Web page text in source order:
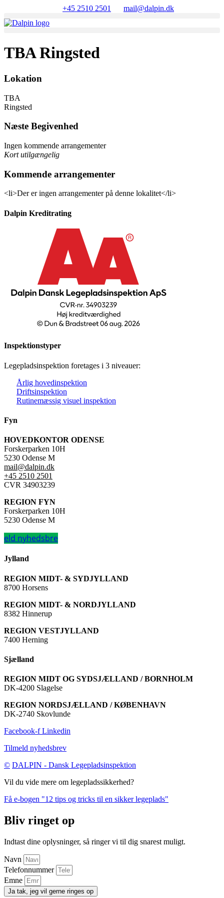
til
indhold
+45 2510 2501 mail@dalpin.dk
TBA Ringsted
Lokation
TBA
Ringsted
Næste Begivenhed
Ingen kommende arrangementer
Kort utilgængelig
Kommende arrangementer
<li>Der er ingen arrangementer på denne lokalitet</li>
Dalpin Kreditrating
Inspektionstyper
Legepladsinspektion foretages i 3 niveauer:
Årlig hovedinspektion
Driftsinspektion
Rutinemæssig visuel inspektion
Fyn
HOVEDKONTOR ODENSE
Forskerparken 10H
5230 Odense M
mail@dalpin.dk
+45 2510 2501
CVR 34903239
REGION FYN
Forskerparken 10H
5230 Odense M
eld nyhedsbre
Jylland
REGION MIDT- & SYDJYLLAND
8700 Horsens
REGION MIDT- & NORDJYLLAND
8382 Hinnerup
REGION VESTJYLLAND
7400 Herning
Sjælland
REGION MIDT OG SYDSJÆLLAND / BORNHOLM
DK-4200 Slagelse
REGION NORDSJÆLLAND / KØBENHAVN
DK-2740 Skovlunde
Facebook-f Linkedin
Tilmeld nyhedsbrev
© DALPIN - Dansk Legepladsinspektion
Vil du vide mere om legepladssikkerhed?
Få e-bogen "12 tips og tricks til en sikker legeplads"
Bliv ringet op
Indtast dine oplysninger, så ringer vi til dig snarest muligt.
Navn
Telefonnummer
Emne
Ja tak, jeg vil gerne ringes op